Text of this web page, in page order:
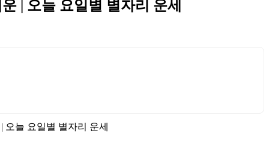
| 오늘 요일별 별자리 운세